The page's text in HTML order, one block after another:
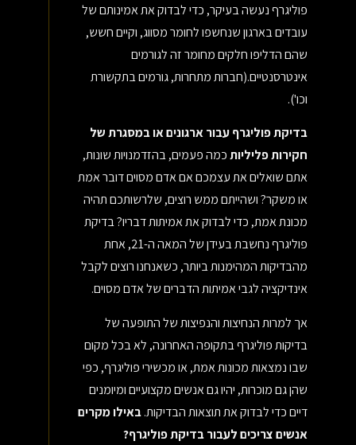
פוליגרף נעשה בעיקר, כדי לבדוק את אמינותם של
עובדים בארגון שנחשפו לחומר מסווג, וקיים חשש,
שהם הדליפו חלקים מחומר זה לגורמים
אינטרסנטיים.(חברות מתחרות, גורמים בתקשורת
וכו').
בדיקת פוליגרף עבור ארגונים או במסגרת של
חקירות פליליותכמה פעמים, בהזדמנויות שונות,
אתם שואלים את עצמכם אם אדם מסוים דובר אמת
או משקר? ושהייתם ממש רוצים, שלרשותכם תהיה
מכונת אמת, כדי לבדוק את אמיתות דבריו? בדיקת
פוליגרף נחשבת בעידן של המאה ה-21, אחת
מהבדיקות המהימנות ביותר, כשאנחנו רוצים לקבל
אינדיקציה לגבי אמיתות הדברים של אדם מסוים.
אך למרות הנחיצות והנפיצות של התופעה של
בדיקות פוליגרף בתקופה האחרונה, לא בכל מקום
שבו נמצאות מכונות אמת, או מכשירי פוליגרף, כפי
שהן גם מוכרות, יהיו גם אנשים מקצועיים ומיומנים
דיים כדי לבדוק את תוצאות הבדיקות.באילו מקרים
אנשים צריכים לעבור בדיקת פוליגרף?